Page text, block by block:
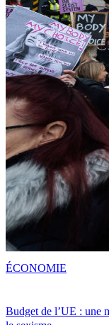
Budget de l’UE : une
ÉCONOMIE